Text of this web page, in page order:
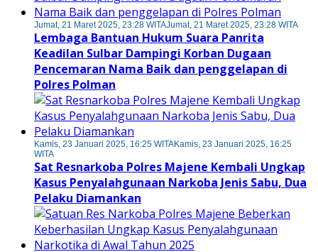
Jumat, 21 Maret 2025, 23:28 WITAJumat, 21 Maret 2025, 23:28 WITA
Lembaga Bantuan Hukum Suara Panrita
Keadilan Sulbar Dampingi Korban Dugaan
Pencemaran Nama Baik dan penggelapan di
Polres Polman
Kamis, 23 Januari 2025, 16:25 WITAKamis, 23 Januari 2025, 16:25
WITA
Sat Resnarkoba Polres Majene Kembali Ungkap
Kasus Penyalahgunaan Narkoba Jenis Sabu, Dua
Pelaku Diamankan